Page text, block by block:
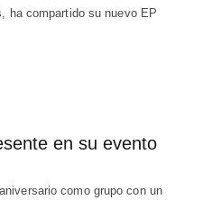
ha compartido su nuevo EP
en su evento
como grupo con un